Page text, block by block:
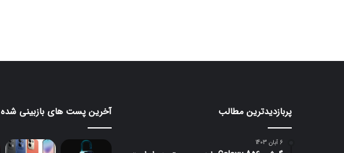
پربازدیدترین مطالب
6 آبان 1403
آخرین پست های بازبینی شده
قابلیت
در
iOS
26
برای
اولین‌بار